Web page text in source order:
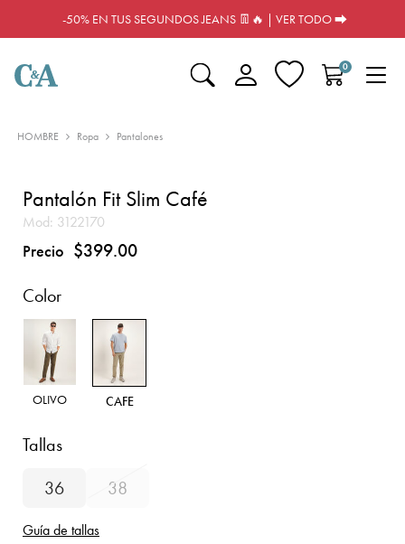
-50% EN TUS SEGUNDOS JEANS 👖🔥 | VER TODO ⮕
0
HOMBRE Ropa Pantalones
Pantalón Fit Slim Café
Mod: 3122170
Precio $399.00
Color
OLIVO CAFE
Tallas
36
38
Guía de tallas